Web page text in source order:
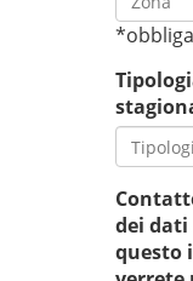
dei dati
questo